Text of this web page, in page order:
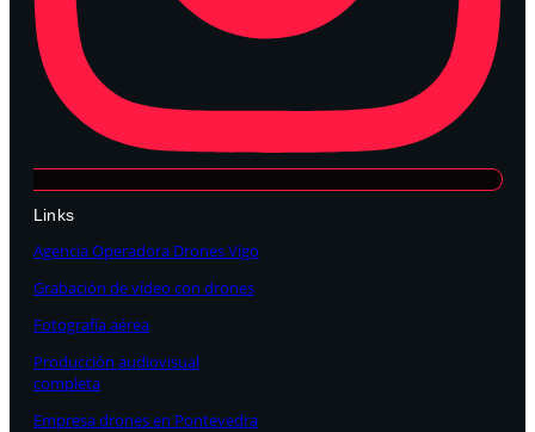
Links
Agencia Operadora Drones Vigo
Grabación de vídeo con drones
Fotografía aérea
Producción audiovisual
completa
Empresa drones en Pontevedra